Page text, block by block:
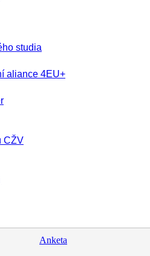
studia
aliance 4EU+
CŽV
Anketa